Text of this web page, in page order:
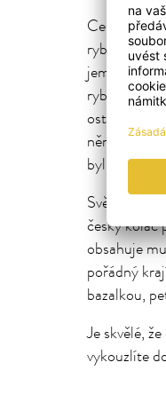
Cesta
rybář Sven.
jemná
rybích
ostré
němu
bylinno-
Svět voní a
český koláč
obsahuje
pořádný
bazalkou,
Je skvělé,
vykouzlíte